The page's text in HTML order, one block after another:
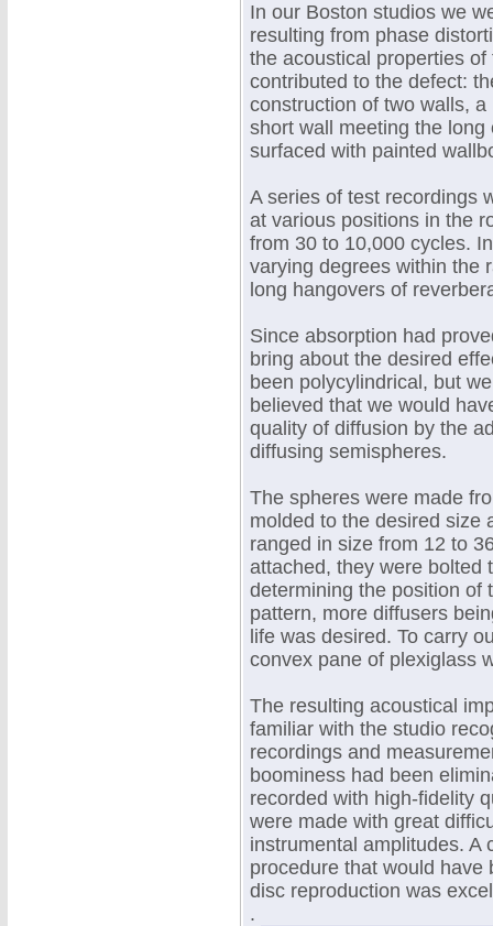
In our Boston studios we
resulting from phase
the acoustical properties
contributed to the defect:
construction of two walls,
short wall meeting the
surfaced with painted
A series of test recordings
at various positions in the
from 30 to 10,000 cycles.
varying degrees within the
long hangovers of
Since absorption had
bring about the desired
been polycylindrical, but
believed that we would
quality of diffusion by the
diffusing semispheres.
The spheres were made
molded to the desired size
ranged in size from 12 to
attached, they were bolted
determining the position of
pattern, more diffusers
life was desired. To carry
convex pane of plexiglass
The resulting acoustical
familiar with the studio
recordings and
boominess had been
recorded with high-fidelity
were made with great
instrumental amplitudes. A
procedure that would have
disc reproduction was
.